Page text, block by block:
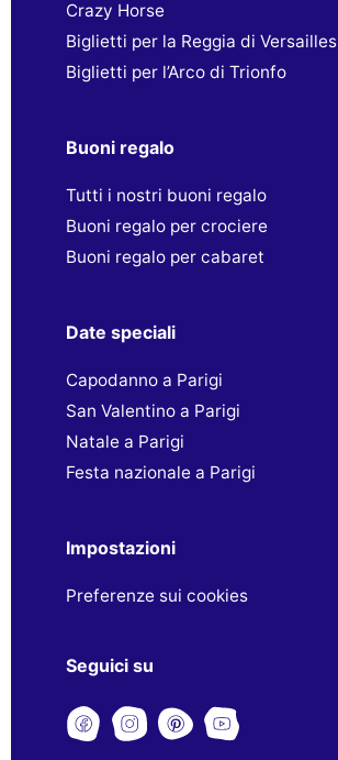
Crazy Horse
Biglietti per la Reggia di Versailles
Biglietti per l’Arco di Trionfo
Buoni regalo
Tutti i nostri buoni regalo
Buoni regalo per crociere
Buoni regalo per cabaret
Date speciali
Capodanno a Parigi
San Valentino a Parigi
Natale a Parigi
Festa nazionale a Parigi
Impostazioni
Preferenze sui cookies
Seguici su